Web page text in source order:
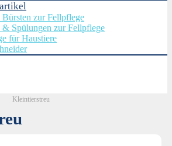
zur Fellpflege
& Spülungen zur Fellpflege
für Haustiere
Kleintierstreu